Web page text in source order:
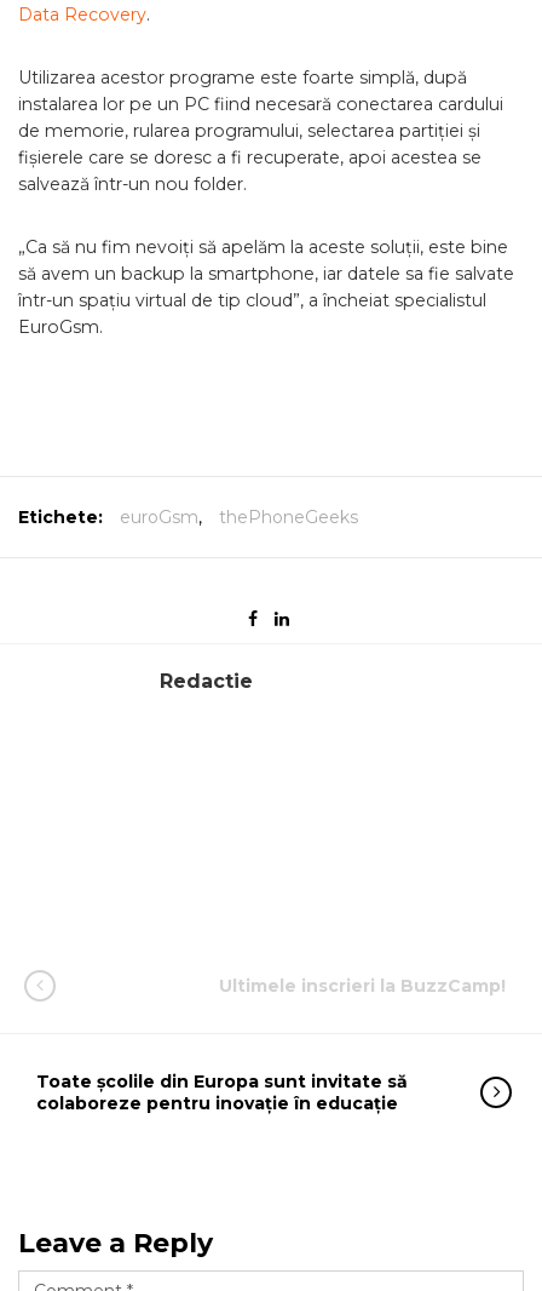
Data Recovery.
Utilizarea acestor programe este foarte simplă, după
instalarea lor pe un PC fiind necesară conectarea cardului
de memorie, rularea programului, selectarea partiției și
fișierele care se doresc a fi recuperate, apoi acestea se
salvează într-un nou folder.
„Ca să nu fim nevoiți să apelăm la aceste soluții, este bine
să avem un backup la smartphone, iar datele sa fie salvate
într-un spațiu virtual de tip cloud”, a încheiat specialistul
EuroGsm.
Etichete: euroGsm, thePhoneGeeks
Redactie
Ultimele inscrieri la BuzzCamp!
Toate școlile din Europa sunt invitate să
colaboreze pentru inovație în educație
Leave a Reply